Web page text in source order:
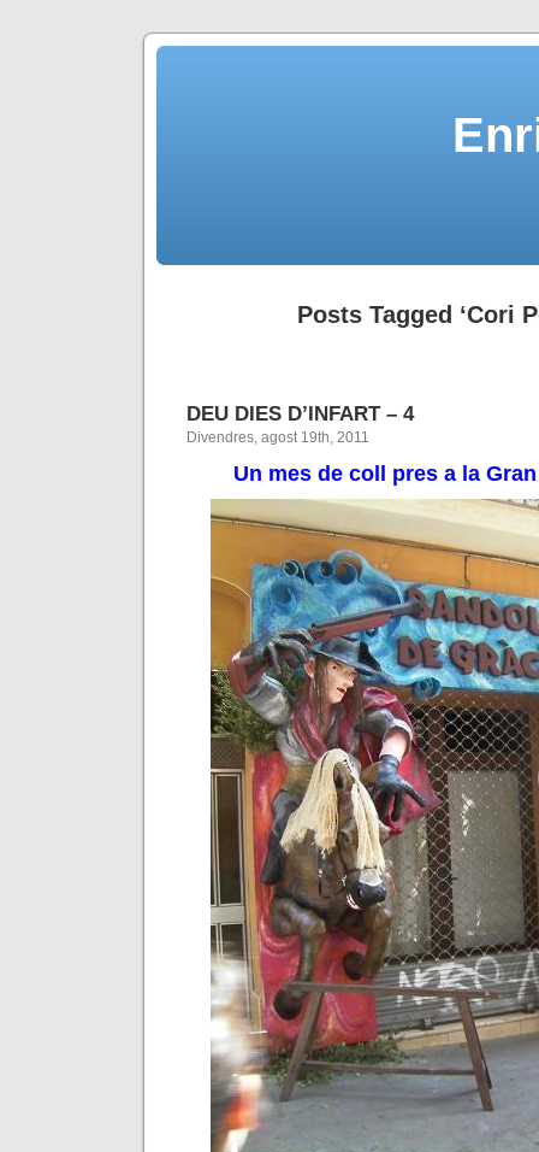
Posts Tagged ‘Cori
DEU DIES D’INFART – 4
Divendres, agost 19th, 2011
Un mes de coll pres a la